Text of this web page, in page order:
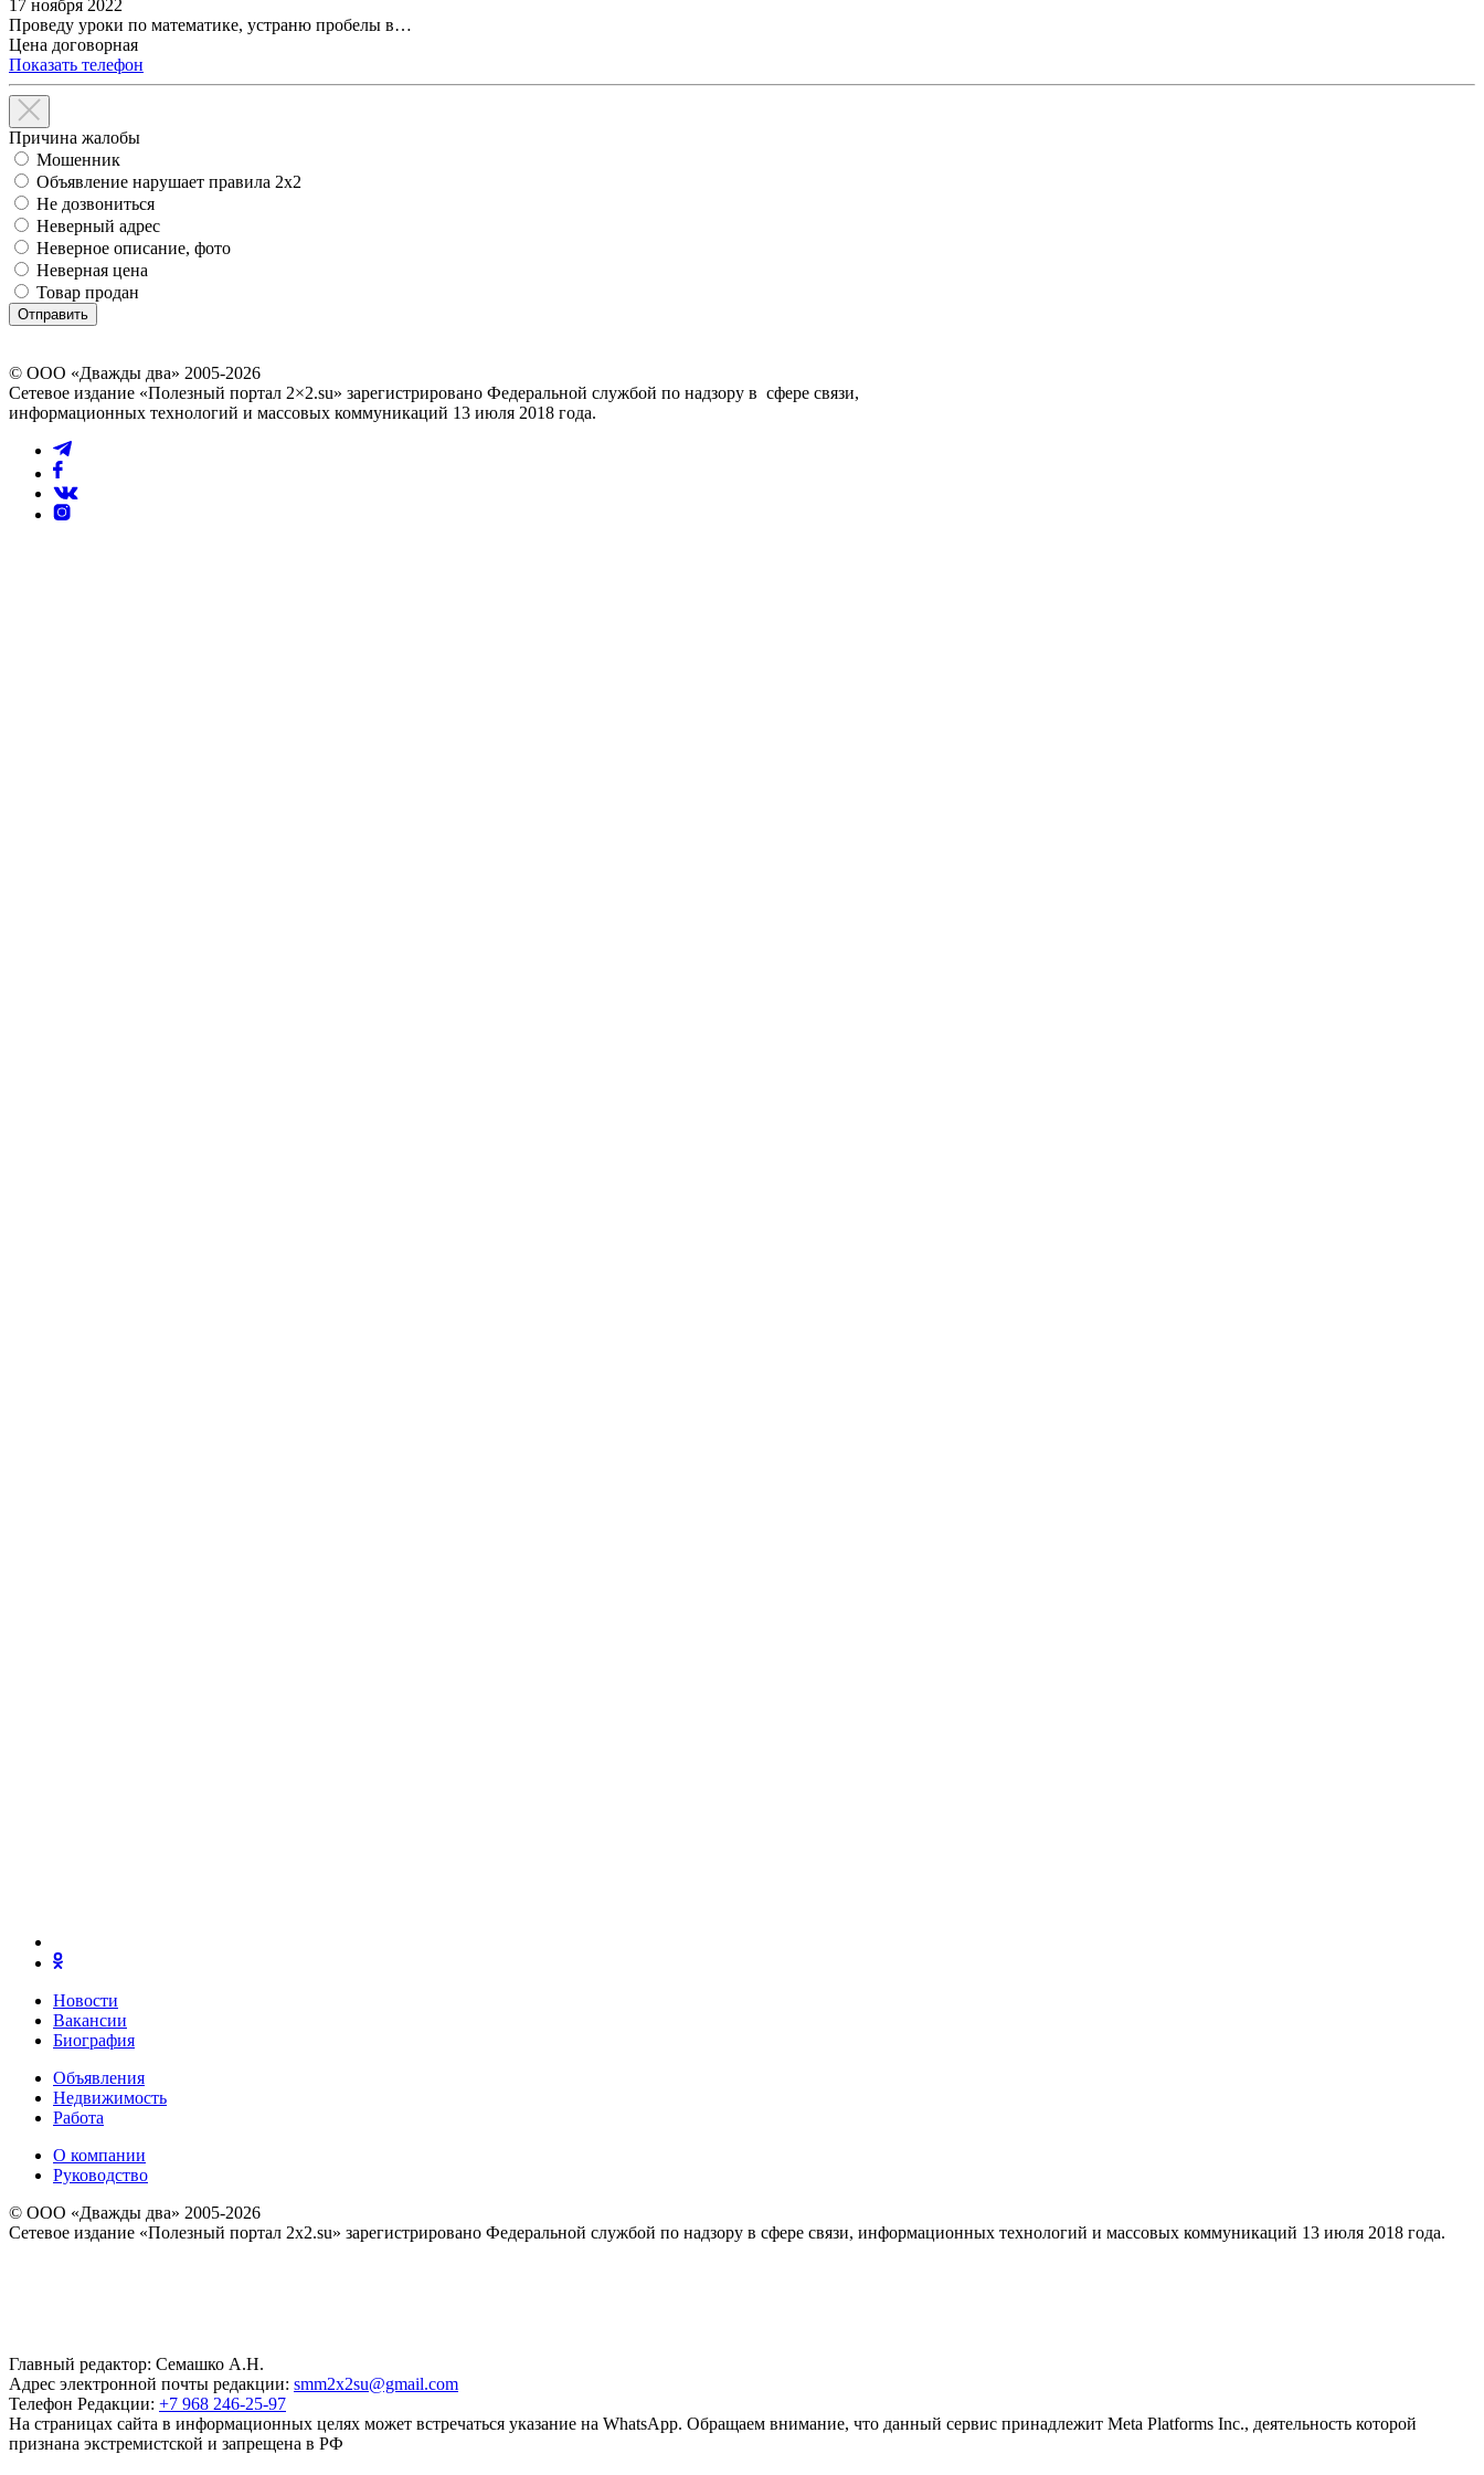
17 ноября 2022
Проведу уроки по математике, устраню пробелы в…
Цена договорная
Показать телефон
Причина жалобы
Мошенник
Объявление нарушает правила 2x2
Не дозвониться
Неверный адрес
Неверное описание, фото
Неверная цена
Товар продан
© ООО «Дважды два» 2005-2026
Сетевое издание «Полезный портал 2×2.su» зарегистрировано Федеральной службой по надзору в сфере связи,
информационных технологий и массовых коммуникаций 13 июля 2018 года.
Новости
Вакансии
Биография
Объявления
Недвижимость
Работа
О компании
Руководство
© ООО «Дважды два» 2005-2026
Сетевое издание «Полезный портал 2x2.su» зарегистрировано Федеральной службой по надзору в сфере связи, информационных технологий и массовых коммуникаций 13 июля 2018 года.
Главный редактор: Семашко А.Н.
Адрес электронной почты редакции: smm2x2su@gmail.com
Телефон Редакции: +7 968 246-25-97
На страницах сайта в информационных целях может встречаться указание на WhatsApp. Обращаем внимание, что данный сервис принадлежит Meta Platforms Inc., деятельность которой
признана экстремистской и запрещена в РФ